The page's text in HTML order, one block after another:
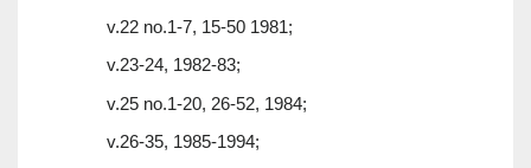
v.22 no.1-7, 15-50 1981;
v.23-24, 1982-83;
v.25 no.1-20, 26-52, 1984;
v.26-35, 1985-1994;